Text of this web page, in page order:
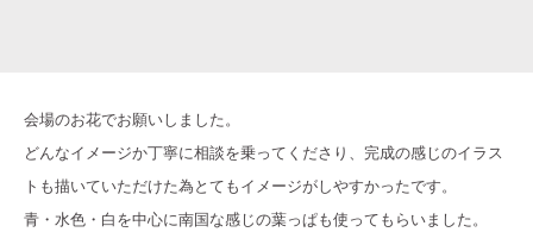
会場のお花でお願いしました。
どんなイメージか丁寧に相談を乗ってくださり、完成の感じのイラス
トも描いていただけた為とてもイメージがしやすかったです。
青・水色・白を中心に南国な感じの葉っぱも使ってもらいました。